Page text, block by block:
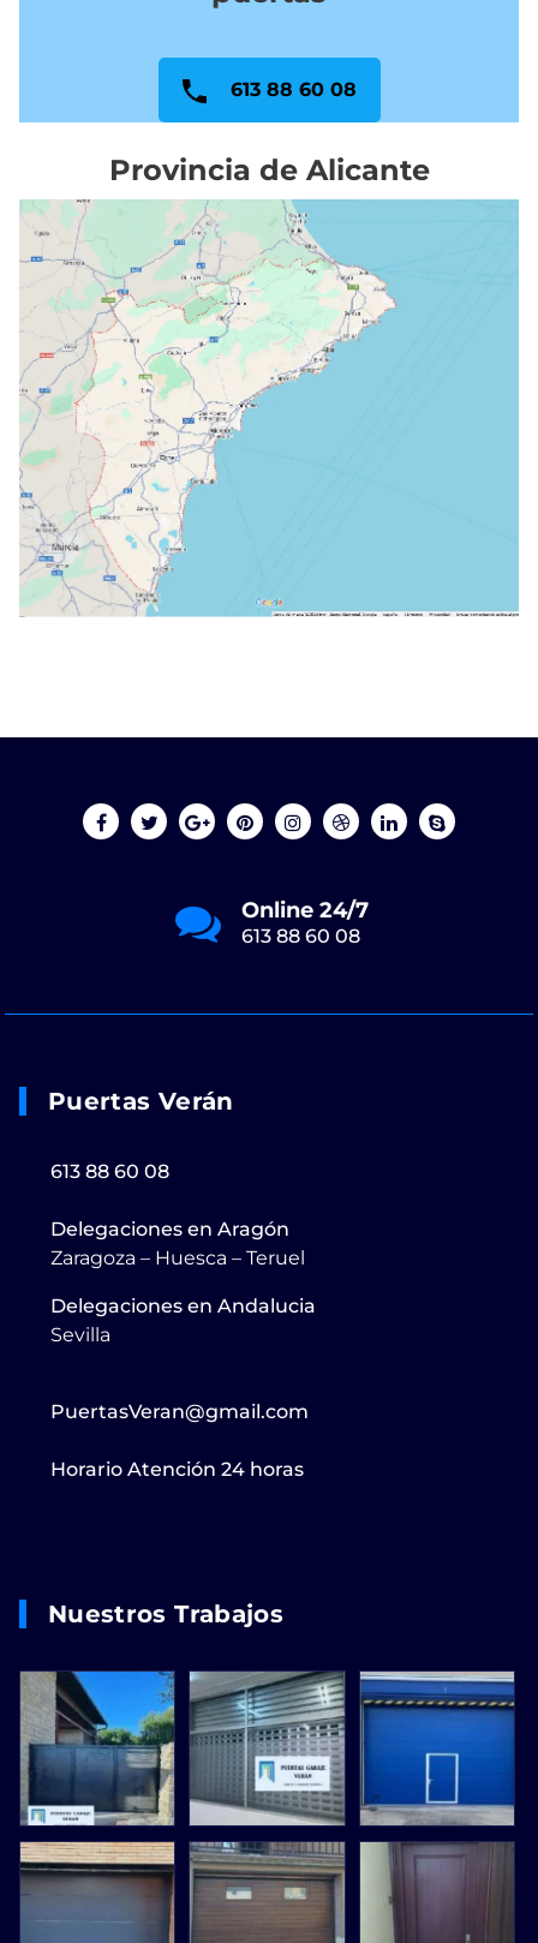
613 88 60 08
Provincia de Alicante
Online 24/7
613 88 60 08
Puertas Verán
613 88 60 08
Delegaciones en Aragón
Zaragoza – Huesca – Teruel
Delegaciones en Andalucia
Sevilla
PuertasVeran@gmail.com
Horario Atención 24 horas
Nuestros Trabajos